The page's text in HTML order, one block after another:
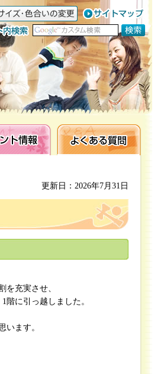
報 よくある質問
更新日：2026年7月31日
を充実させ、
階に引っ越しました。
います。